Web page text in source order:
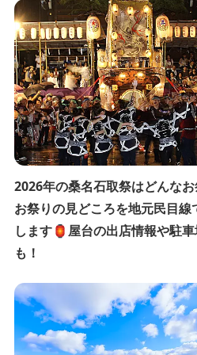
2026年の桑名石取祭はどんなお
お祭りの見どころを地元民目線
します🏮屋台の出店情報や駐
も！